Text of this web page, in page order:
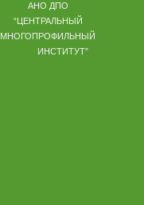
АНО ДПО
“ЦЕНТРАЛЬНЫЙ
МНОГОПРОФИЛЬНЫЙ
ИНСТИТУТ”